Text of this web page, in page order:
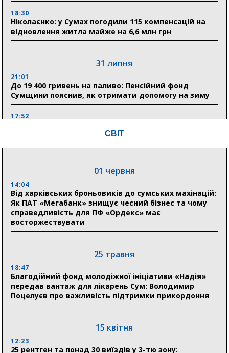
18:30
Ніколаєнко: у Сумах погодили 115 компенсацій на
відновлення житла майже на 6,6 млн грн
31 липня
21:01
До 19 400 гривень на паливо: Пенсійний фонд
Сумщини пояснив, як отримати допомогу на зиму
17:52
Пенсійному фонді Сумщини пояснили, що робити
Артем Кобзар вручив родинам 20 полеглих Героїв
відзнаки «Почесного громадянина міста Суми»
30 липня
18:33
Олексій Романько долучився до обговорення Плану
стійкості Сумщини з Прем’єр-міністром
18:11
отримали 12 потужних станцій для Пунктів обігріву
СВІТ
01 червня
14:04
Від харківських броньовиків до сумських махінацій:
Як ПАТ «Мегабанк» знищує чесний бізнес та чому
справедливість для ПФ «Ордекс» має
восторжествувати
25 травня
18:47
Благодійний фонд молодіжної ініціативи «Надія»
передав вантаж для лікарень Сум: Володимир
Поцелуєв про важливість підтримки прикордоння
15 квітня
12:23
25 рентген та понад 30 виїздів у 3-тю зону: